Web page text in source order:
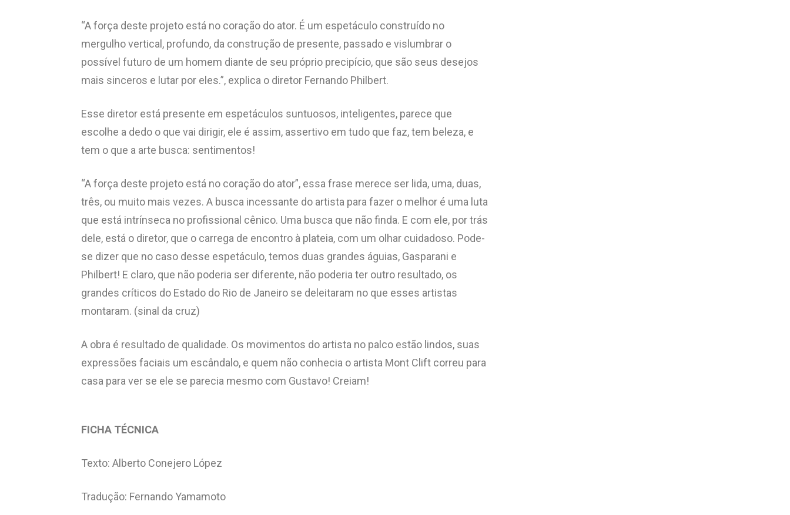
“A força deste projeto está no coração do ator. É um espetáculo construído no
mergulho vertical, profundo, da construção de presente, passado e vislumbrar o
possível futuro de um homem diante de seu próprio precipício, que são seus desejos
mais sinceros e lutar por eles.”, explica o diretor Fernando Philbert.
Esse diretor está presente em espetáculos suntuosos, inteligentes, parece que
escolhe a dedo o que vai dirigir, ele é assim, assertivo em tudo que faz, tem beleza, e
tem o que a arte busca: sentimentos!
“A força deste projeto está no coração do ator”, essa frase merece ser lida, uma, duas,
três, ou muito mais vezes. A busca incessante do artista para fazer o melhor é uma luta
que está intrínseca no profissional cênico. Uma busca que não finda. E com ele, por trás
dele, está o diretor, que o carrega de encontro à plateia, com um olhar cuidadoso. Pode-
se dizer que no caso desse espetáculo, temos duas grandes águias, Gasparani e
Philbert! E claro, que não poderia ser diferente, não poderia ter outro resultado, os
grandes críticos do Estado do Rio de Janeiro se deleitaram no que esses artistas
montaram. (sinal da cruz)
A obra é resultado de qualidade. Os movimentos do artista no palco estão lindos, suas
expressões faciais um escândalo, e quem não conhecia o artista Mont Clift correu para
casa para ver se ele se parecia mesmo com Gustavo! Creiam!
FICHA TÉCNICA
Texto: Alberto Conejero López
Tradução: Fernando Yamamoto